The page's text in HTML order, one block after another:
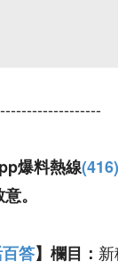
爆料熱線
。
答】欄目：